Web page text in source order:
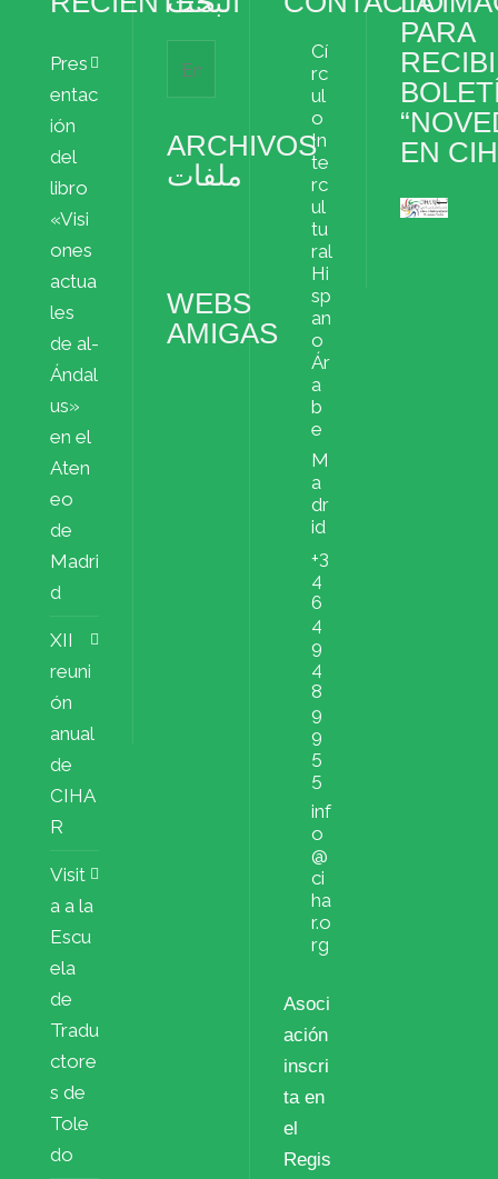
Pres
entac
ión
del
libro
«Visi
ones
actua
les
de al-
Ándal
us»
en el
Aten
eo
de
Madri
d
XII
reuni
ón
anual
de
CIHA
R
Visit
a a la
Escu
ela
de
Tradu
ctore
s de
Tole
do
ARCHIVOS
ملفات
WEBS
AMIGAS
Cí
rc
ul
o
In
te
rc
ul
tu
ral
Hi
sp
an
o
Ár
a
b
e
M
a
dr
id
+3
4
6
4
9
4
8
9
9
5
5
inf
o
@
ci
ha
r.o
rg
Asoci
ación
inscri
ta en
el
Regis
PARA
EN